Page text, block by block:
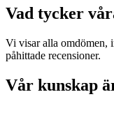
Vad tycker
Vi visar alla omdömen,
påhittade recensioner.
Vår kunskap